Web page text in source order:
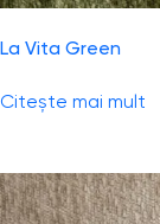
La Vita Green
Citește mai mult